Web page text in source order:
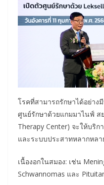
โรคที่สามารถรักษาได้อย่าง
ศูนย์รักษาด้วยแกมมาไนฟ์ ส
Therapy Center) จะให้บริก
และระบบประสาทหลากหลา
เนื้องอกในสมอง: เช่น
Schwannomas และ